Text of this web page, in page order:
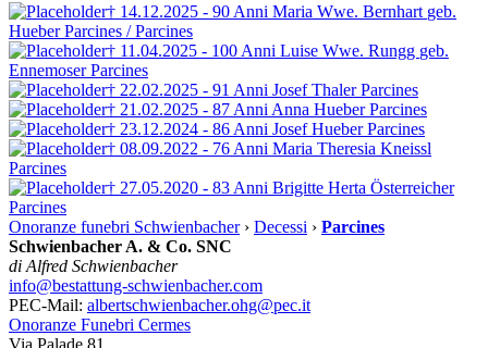
† 14.12.2025 - 90 Anni Maria Wwe. Bernhart geb.
HueberParcines / Parcines
† 11.04.2025 - 100 Anni Luise Wwe. Rungg geb.
EnnemoserParcines
† 22.02.2025 - 91 Anni Josef ThalerParcines
† 21.02.2025 - 87 Anni Anna HueberParcines
† 23.12.2024 - 86 Anni Josef HueberParcines
† 08.09.2022 - 76 Anni Maria Theresia Kneissl
Parcines
† 27.05.2020 - 83 Anni Brigitte Herta Österreicher
Parcines
Onoranze funebri Schwienbacher› Decessi › Parcines
Schwienbacher A. & Co. SNC
di Alfred Schwienbacher
info@bestattung-schwienbacher.com
PEC-Mail: albertschwienbacher.ohg@pec.it
Onoranze Funebri Cermes
Via Palade 81